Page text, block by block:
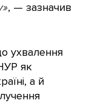
, — зазначив
ухвалення
як
а й